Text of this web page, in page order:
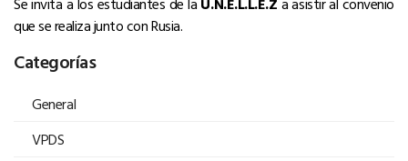
que se realiza junto con Rusia.
Categorías
General
VPDS